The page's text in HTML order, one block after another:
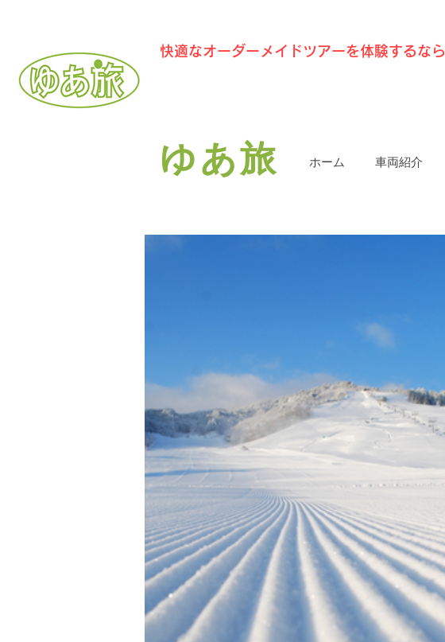
​快適なオーダーメイドツアーを体験するなら
​ゆあ旅 ホーム 車両紹介